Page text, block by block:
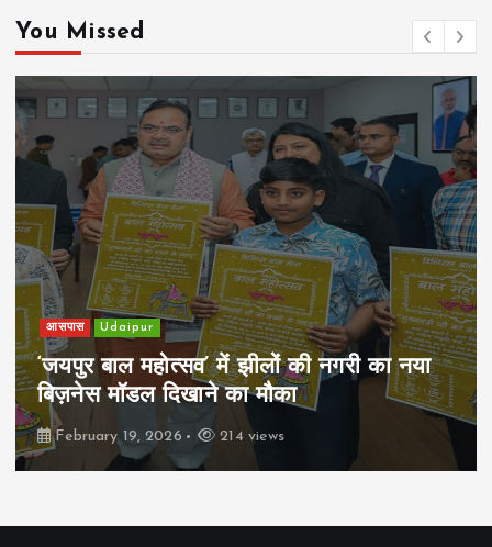
You Missed
आसपास Udaipur
‘जयपुर बाल महोत्सव’ में झीलों की नगरी का नया
बिज़नेस मॉडल दिखाने का मौका
February 19, 2026 214 views